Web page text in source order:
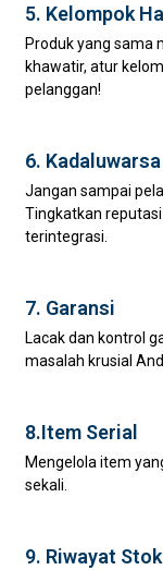
5. Kelompok
Produk yang sama
khawatir, atur
pelanggan!
6. Kadaluwarsa
Jangan sampai
Tingkatkan
terintegrasi.
7. Garansi
Lacak dan kontrol
masalah krusial
8.Item Serial
Mengelola item
sekali.
9. Riwayat